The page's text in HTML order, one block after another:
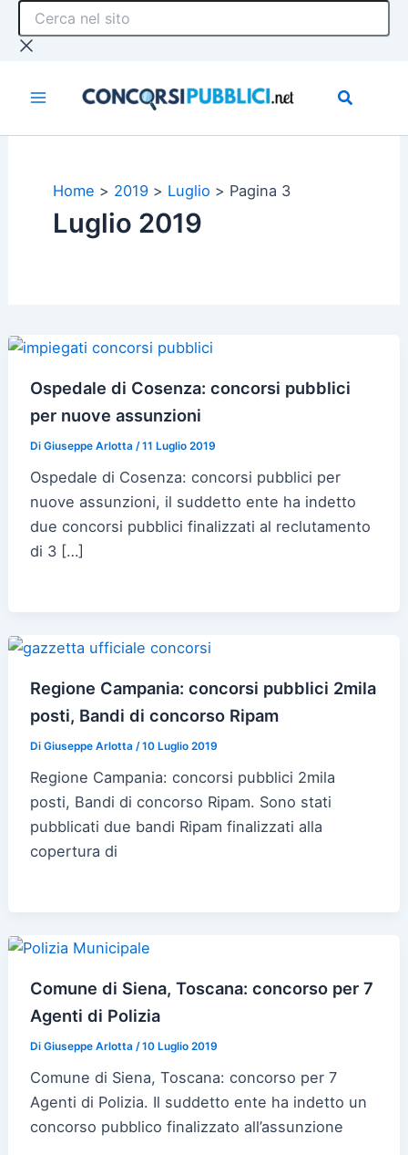
Cerca
sito
Home 2019 Luglio Pagina 3
Luglio 2019
Ospedale di Cosenza: concorsi pubblici
per nuove assunzioni
DiGiuseppe Arlotta/11 Luglio 2019
Ospedale di Cosenza: concorsi pubblici per
nuove assunzioni, il suddetto ente ha indetto
due concorsi pubblici finalizzati al reclutamento
di 3 […]
Regione Campania: concorsi pubblici 2mila
posti, Bandi di concorso Ripam
DiGiuseppe Arlotta/10 Luglio 2019
Regione Campania: concorsi pubblici 2mila
posti, Bandi di concorso Ripam. Sono stati
pubblicati due bandi Ripam finalizzati alla
copertura di
Comune di Siena, Toscana: concorso per 7
Agenti di Polizia
DiGiuseppe Arlotta /10 Luglio 2019
Comune di Siena, Toscana: concorso per 7
Agenti di Polizia. Il suddetto ente ha indetto un
concorso pubblico finalizzato all’assunzione